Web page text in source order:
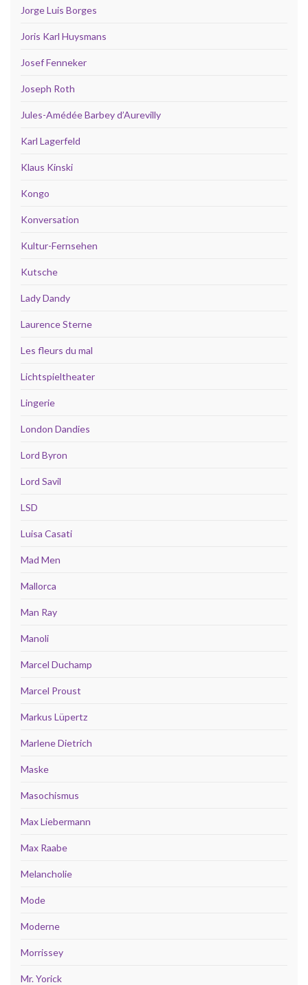
Jorge Luis Borges
Joris Karl Huysmans
Josef Fenneker
Joseph Roth
Jules-Amédée Barbey d’Aurevilly
Karl Lagerfeld
Klaus Kinski
Kongo
Konversation
Kultur-Fernsehen
Kutsche
Lady Dandy
Laurence Sterne
Les fleurs du mal
Lichtspieltheater
Lingerie
London Dandies
Lord Byron
Lord Savil
LSD
Luisa Casati
Mad Men
Mallorca
Man Ray
Manoli
Marcel Duchamp
Marcel Proust
Markus Lüpertz
Marlene Dietrich
Maske
Masochismus
Max Liebermann
Max Raabe
Melancholie
Mode
Moderne
Morrissey
Mr. Yorick